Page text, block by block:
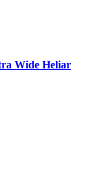
Wide Heliar